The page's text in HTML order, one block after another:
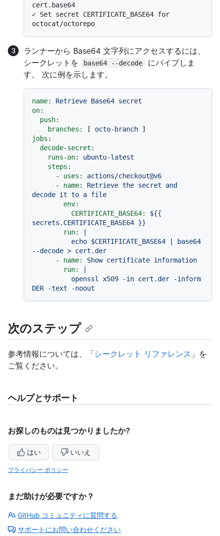
cert.base64
✓ Set secret CERTIFICATE_BASE64 for
ランナーから Base64 文字列にアクセスするには、
シークレットを
base64 --decode
にパイプしま
す。 次に例を示します。
name: Retrieve Base64 secret
on:
push:
branches:
[ octo-branch
jobs:
decode-secret:
runs-on:
ubuntu-latest
steps:
-
uses:
actions/checkout@v6
-
name: Retrieve the secret
and
decode it to a file
env:
CERTIFICATE_BASE64:
${{
secrets.CERTIFICATE_BASE64 }}
run:
|
-
name: Show certificate information
run:
|
次のステップ
参考情報については、「シークレット リファレンス 」を
ご覧ください。
ヘルプとサポート
お探しのものは見つかりましたか?
はい いいえ
プライバシー ポリシー
まだ助けが必要ですか？
GitHub コミュニティに質問する
サポートにお問い合わせください